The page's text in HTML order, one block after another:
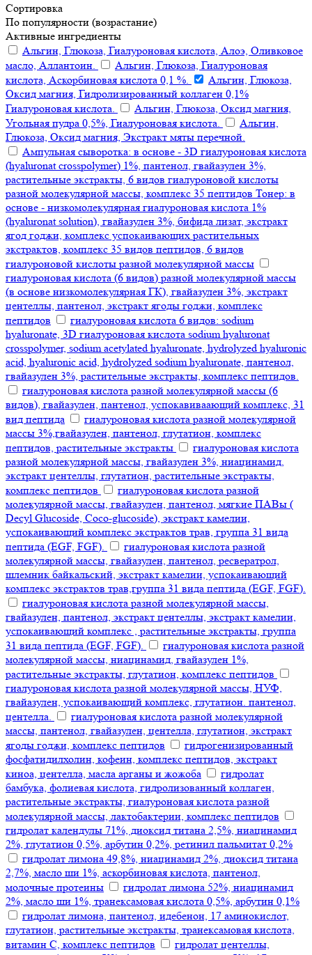
Сортировка
По популярности (возрастание)
Активные ингредиенты
Альгин, Глюкоза, Гиалуроновая кислота, Алоэ, Оливковое
масло, Аллантоин.
Альгин, Глюкоза, Гиалуроновая
кислота, Аскорбиновая кислота 0,1 %.
Альгин, Глюкоза,
Оксид магния, Гидролизированный коллаген 0,1%
Гиалуроновая кислота.
Альгин, Глюкоза, Оксид магния,
Угольная пудра 0,5%, Гиалуроновая кислота.
Альгин,
Глюкоза, Оксид магния, Экстракт мяты перечной.
Ампульная сыворотка: в основе - 3D гиалуроновая кислота
(hyaluronat crosspolymer) 1%, пантенол, гвайазулен 3%,
растительные экстракты, 6 видов гиалуроновой кислоты
разной молекулярной массы, комплекс 35 пептидов Тонер: в
основе - низкомолекулярная гиалуроновая кислота 1%
(hyaluronat solution), гвайазулен 3%, бифида лизат, экстракт
ягод годжи, комплекс успокаивающих растительных
экстрактов, комплекс 35 видов пептидов, 6 видов
гиалуроновой кислоты разной молекулярной массы
гиалуроновая кислота (6 видов) разной молекулярной массы
(в основе низкомолекулярная ГК), гвайазулен 3%, экстракт
центеллы, пантенол, экстракт ягоды годжи, комплекс
пептидов
гиалуроновая кислота 6 видов: sodium
hyaluronate, 3D гиалуроновая кислота sodium hyaluronat
crosspolymer, sodium acetylated hyaluronate, hydrolyzed hyaluronic
acid, hyaluronic acid, hydrolyzed sodium hyaluronate, пантенол,
гвайазулен 3%, растительные экстракты, комплекс пептидов.
гиалуроновая кислота разной молекулярной массы (6
видов), гвайазулен, пантенол, успокавиваающий комплекс, 31
вид пептида
гиалуроновая кислота разной молекулярной
массы 3%,гвайазулен, пантенол, глутатион, комплекс
пептидов, растительные экстракты
гиалуроновая кислота
разной молекулярной массы, гвайазулен 3%, ниацинамид,
экстракт центеллы, глутатион, растительные экстракты,
комплекс пептидов
гиалуроновая кислота разной
молекулярной массы, гвайазулен, пантенол, мягкие ПАВы (
Decyl Glucoside, Coco-glucoside), экстракт камелии,
успокаивающий комплекс экстрактов трав, группа 31 вида
пептида (EGF, FGF).
гиалуроновая кислота разной
молекулярной массы, гвайазулен, пантенол, ресвератрол,
шлемник байкальский, экстракт камелии, успокаивающий
комплекс экстрактов трав,группа 31 вида пептида (EGF, FGF).
гиалуроновая кислота разной молекулярной массы,
гвайазулен, пантенол, экстракт центеллы, экстракт камелии,
успокаивающий комплекс , растительные экстракты, группа
31 вида пептида (EGF, FGF).
гиалуроновая кислота разной
молекулярной массы, ниацинамид, гвайазулен 1%,
растительные экстракты, глутатион, комплекс пептидов
гиалуроновая кислота разной молекулярной массы, НУФ,
гвайазулен, успокаивающий комплекс, глутатион. пантенол,
центелла.
гиалуроновая кислота разной молекулярной
массы, пантенол, гвайазулен, центелла, глутатион, экстракт
ягоды годжи, комплекс пептидов
гидрогенизированный
фосфатидилхолин, кофеин, комплекс пептидов, экстракт
киноа, центелла, масла арганы и жожоба
гидролат
бамбука, фолиевая кислота, гидролизованный коллаген,
растительные экстракты, гиалуроновая кислота разной
молекулярной массы, лактобактерии, комплекс пептидов
гидролат календулы 71%, диоксид титана 2,5%, ниацинамид
2%, глутатион 0,5%, арбутин 0,2%, ретинил пальмитат 0,2%
гидролат лимона 49,8%, ниацинамид 2%, диоксид титана
2,7%, масло ши 1%, аскорбиновая кислота, пантенол,
молочные протеины
гидролат лимона 52%, ниацинамид
2%, масло ши 1%, транексамовая кислота 0,5%, арбутин 0,1%
гидролат лимона, пантенол, идебенон, 17 аминокислот,
глутатион, растительные экстракты, транексамовая кислота,
витамин С, комплекс пептидов
гидролат центеллы,